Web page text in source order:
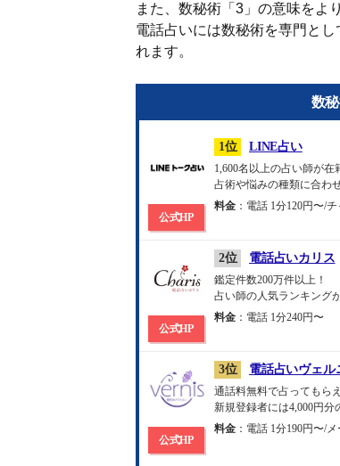
また、数秘術「3」の意味をよ
電話占いには数秘術を専門と
れます。
数
公式HP
1位 LINE占い
1,600名以上の占い師が在
占術や悩みの種類に合わ
料金 ：電話 1分120円〜/
公式HP
2位 電話占いカリス
鑑定件数200万件以上！
占い師の人気ランキング
料金 ：電話 1分240円〜
公式HP
3位 電話占いヴェル
通話料無料で占ってもら
新規登録者には4,000円
料金 ：電話 1分190円〜/